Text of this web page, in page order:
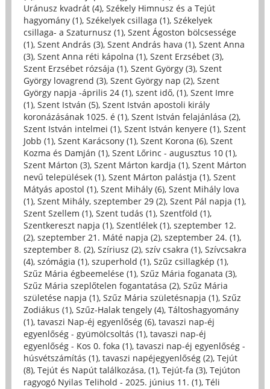
Uránusz kvadrát (4), Székely Himnusz és a Tejút
hagyomány (1), Székelyek csillaga (1), Székelyek
csillaga- a Szaturnusz (1), Szent Ágoston bölcsessége
(1), Szent András (3), Szent András hava (1), Szent Anna
(3), Szent Anna réti kápolna (1), Szent Erzsébet (3),
Szent Erzsébet rózsája (1), Szent György (3), Szent
György lovagrend (3), Szent György nap (2), Szent
György napja -április 24 (1), szent idő, (1), Szent Imre
(1), Szent István (5), Szent István apostoli király
koronázásának 1025. é (1), Szent István felajánlása (2),
Szent István intelmei (1), Szent István kenyere (1), Szent
Jobb (1), Szent Karácsony (1), Szent Korona (6), Szent
Kozma és Damján (1), Szent Lőrinc - augusztus 10 (1),
Szent Márton (3), Szent Márton kardja (1), Szent Márton
nevű települések (1), Szent Márton palástja (1), Szent
Mátyás apostol (1), Szent Mihály (6), Szent Mihály lova
(1), Szent Mihály, szeptember 29 (2), Szent Pál napja (1),
Szent Szellem (1), Szent tudás (1), Szentföld (1),
Szentkereszt napja (1), Szentlélek (1), szeptember 12.
(2), szeptember 21. Máté napja (2), szeptember 24. (1),
szeptember 8. (2), Szíriusz (2), szív csakra (1), Szívcsakra
(4), szómágia (1), szuperhold (1), Szűz csillagkép (1),
Szűz Mária égbeemelése (1), Szűz Mária foganata (3),
Szűz Mária szeplőtelen fogantatása (2), Szűz Mária
születése napja (1), Szűz Mária születésnapja (1), Szűz
Zodiákus (1), Szűz-Halak tengely (4), Táltoshagyomány
(1), tavaszi Nap-éj egyenlőség (6), tavaszi nap-éj
egyenlőség - gyümölcsoltás (1), tavaszi nap-éj
egyenlőség - Kos 0. foka (1), tavaszi nap-éj egyenlőség -
húsvétszámítás (1), tavaszi napéjegyenlőség (2), Tejút
(8), Tejút és Napút találkozása, (1), Tejút-fa (3), Tejúton
ragyogó Nyilas Telihold - 2025. június 11. (1), Téli